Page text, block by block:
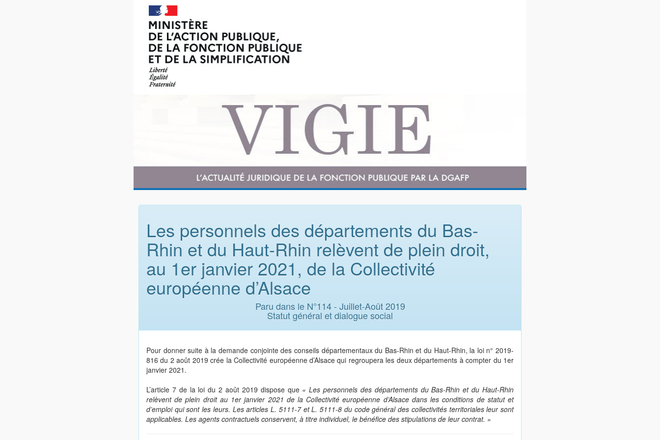
Les personnels des départements du Bas-
Rhin et du Haut-Rhin relèvent de plein droit,
au 1er janvier 2021, de la Collectivité
européenne d’Alsace
Paru dans le N°114 - Juillet-Août 2019
Statut général et dialogue social
Pour donner suite à la demande conjointe des conseils départementaux du Bas-Rhin et du Haut-Rhin, la loi n° 2019-
816 du 2 août 2019 crée la Collectivité européenne d’Alsace qui regroupera les deux départements à compter du 1er
janvier 2021.
L’article 7 de la loi du 2 août 2019 dispose que « Les personnels des départements du Bas-Rhin et du Haut-Rhin
relèvent de plein droit au 1er janvier 2021 de la Collectivité européenne d’Alsace dans les conditions de statut et
d’emploi qui sont les leurs. Les articles L. 5111-7 et L. 5111-8 du code général des collectivités territoriales leur sont
applicables. Les agents contractuels conservent, à titre individuel, le bénéfice des stipulations de leur contrat. »